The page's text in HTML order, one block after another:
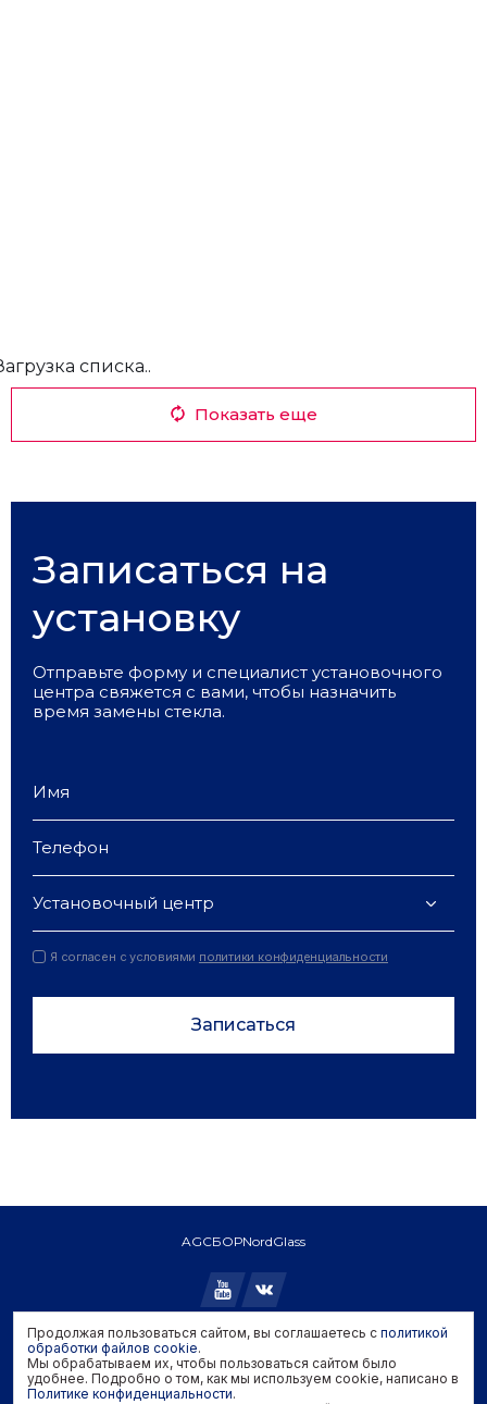
списка..
Показать еще
Записаться на
установку
Отправьте форму и специалист установочного
центра свяжется с вами, чтобы назначить
время замены стекла.
Установочный центр
Я согласен с условиями политики конфиденциальности
Записаться
AGCБОРNordGlass
Copyright © 2026 AGC. All rights reserved.
Политика конфиденциальности
Политика обработки файлов cookie
Продолжая пользоваться сайтом, вы соглашаетесь с политикой
обработки файлов cookie.
Мы обрабатываем их, чтобы пользоваться сайтом было
удобнее. Подробно о том, как мы используем cookie, написано в
Политике конфиденциальности.